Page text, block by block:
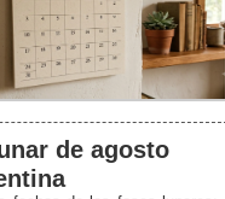
de agosto